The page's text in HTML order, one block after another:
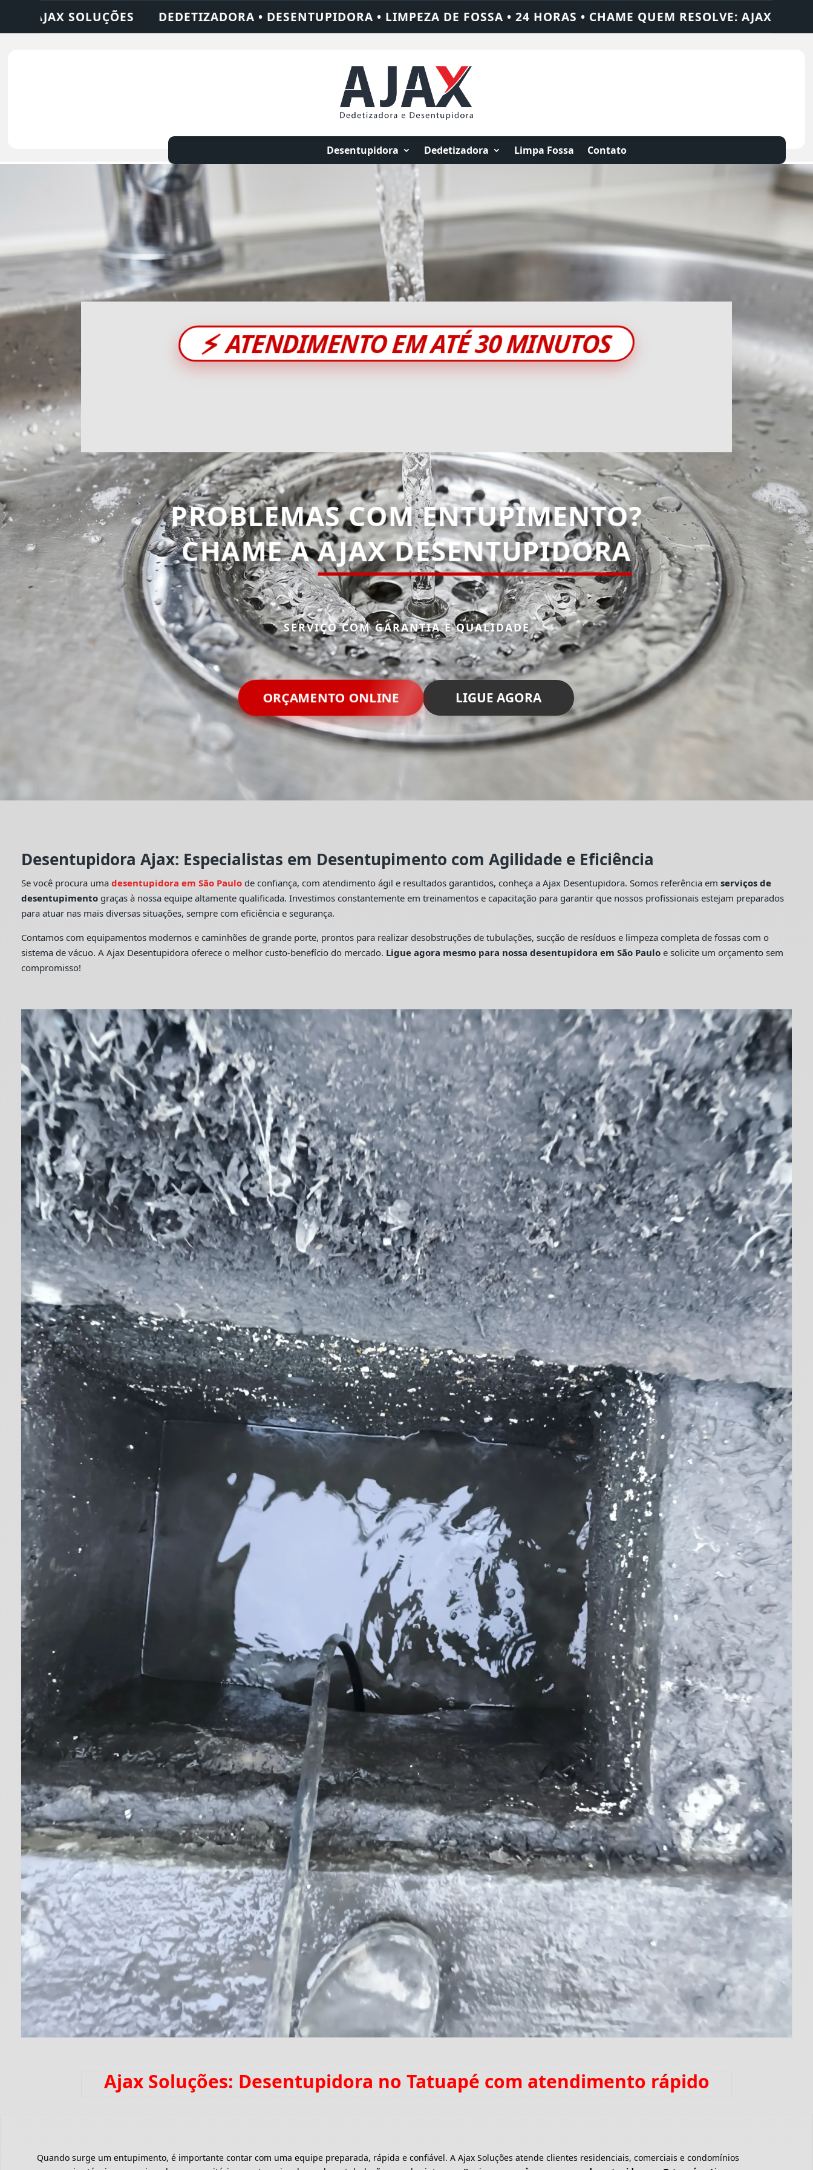
• DESENTUPIDORA • LIMPEZA DE FOSSA • 24 HORAS • CHAME QUEM RESOLVE: AJAX SOLUÇÕES DEDETIZADORA •
Desentupidora Dedetizadora Limpa Fossa Contato
⚡ATENDIMENTO EM ATÉ 30 MINUTOS
PROBLEMAS COM ENTUPIMENTO?
CHAME AAJAX DESENTUPIDORA
SERVIÇO COM GARANTIA E QUALIDADE
ORÇAMENTO ONLINE LIGUE AGORA
Desentupidora Ajax: Especialistas em Desentupimento com Agilidade e Eficiência
Se você procura uma desentupidora em São Paulo de confiança, com atendimento ágil e resultados garantidos, conheça a Ajax Desentupidora. Somos referência em serviços de
desentupimentograças à nossa equipe altamente qualificada. Investimos constantemente em treinamentos e capacitação para garantir que nossos profissionais estejam preparados
para atuar nas mais diversas situações, sempre com eficiência e segurança.
Contamos com equipamentos modernos e caminhões de grande porte, prontos para realizar desobstruções de tubulações, sucção de resíduos e limpeza completa de fossas com o
sistema de vácuo. A Ajax Desentupidora oferece o melhor custo-benefício do mercado. Ligue agora mesmo para nossa desentupidora em São Pauloe solicite um orçamento sem
compromisso!
Ajax Soluções: Desentupidora no Tatuapé com atendimento rápido
Quando surge um entupimento, é importante contar com uma equipe preparada, rápida e confiável. A Ajax Soluções atende clientes residenciais, comerciais e condomínios